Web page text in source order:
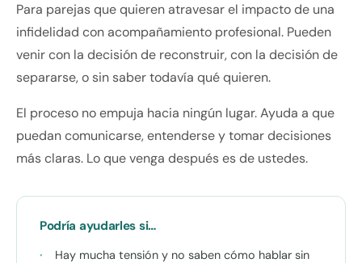
Para parejas que quieren atravesar el impacto de una
infidelidad con acompañamiento profesional. Pueden
venir con la decisión de reconstruir, con la decisión de
separarse, o sin saber todavía qué quieren.
El proceso no empuja hacia ningún lugar. Ayuda a que
puedan comunicarse, entenderse y tomar decisiones
más claras. Lo que venga después es de ustedes.
Podría ayudarles si…
Hay mucha tensión y no saben cómo hablar sin